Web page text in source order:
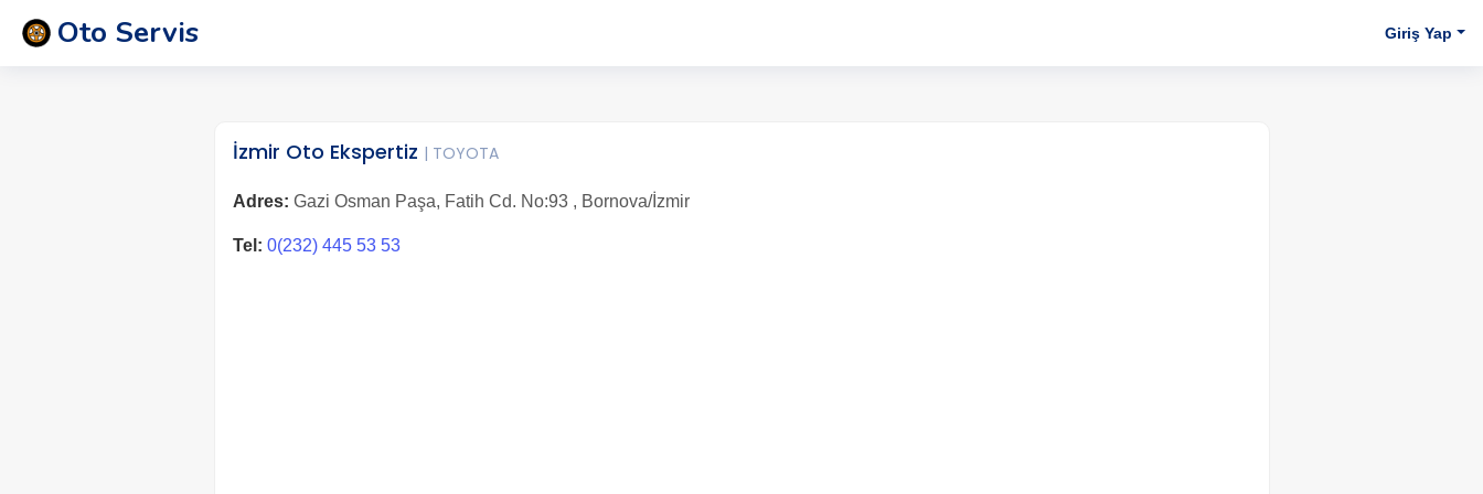
Oto Servis Giriş Yap
İzmir Oto Ekspertiz | TOYOTA
Adres: Gazi Osman Paşa, Fatih Cd. No:93 , Bornova/İzmir
Tel: 0(232) 445 53 53